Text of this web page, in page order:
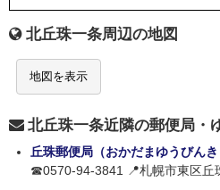
北丘珠一条周辺の地図
地図を表示
北丘珠一条近隣の郵便局・
丘珠郵便局（おかだまゆうびんき
☎0570-94-3841 📍札幌市東区丘